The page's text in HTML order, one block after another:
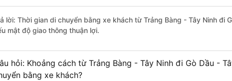
lời: Thời gian di chuyển bằng xe khách từ Trảng Bàng - Tây Ninh đi
mật độ giao thông thuận lợi.
hỏi: Khoảng cách từ Trảng Bàng - Tây Ninh đi Gò Dầu -
bằng xe khách?